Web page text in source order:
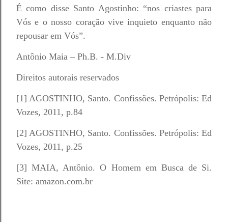
É como disse Santo Agostinho: “nos criastes para
Vós e o nosso coração vive inquieto enquanto não
repousar em Vós”.
Antônio Maia – Ph.B. - M.Div
Direitos autorais reservados
[1] AGOSTINHO, Santo. Confissões. Petrópolis: Ed
Vozes, 2011, p.84
[2] AGOSTINHO, Santo. Confissões. Petrópolis: Ed
Vozes, 2011, p.25
[3] MAIA, Antônio. O Homem em Busca de Si.
Site: amazon.com.br